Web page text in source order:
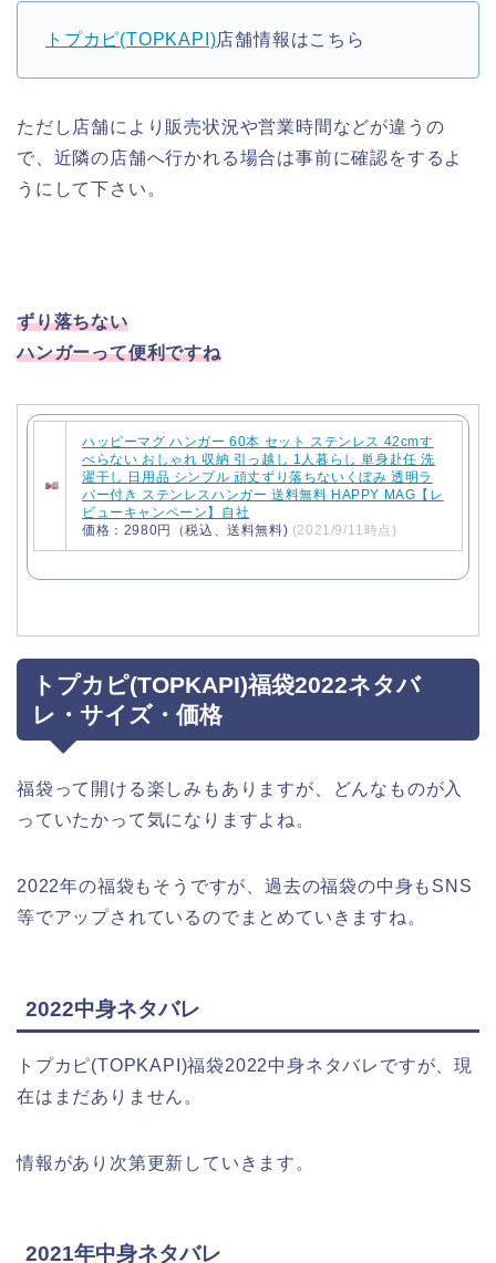
トプカピ(TOPKAPI)店舗情報はこちら
ただし店舗により販売状況や営業時間などが違うの
で、近隣の店舗へ行かれる場合は事前に確認をするよ
うにして下さい。
ずり落ちない
ハンガーって便利ですね
ハッピーマグ ハンガー 60本 セット ステンレス 42cmす
べらない おしゃれ 収納 引っ越し 1人暮らし 単身赴任 洗
濯干し 日用品 シンプル 頑丈ずり落ちないくぼみ 透明ラ
バー付き ステンレスハンガー 送料無料 HAPPY MAG【レ
ビューキャンペーン】自社
価格：2980円（税込、送料無料) (2021/9/11時点)
トプカピ(TOPKAPI)福袋2022ネタバ
レ・サイズ・価格
福袋って開ける楽しみもありますが、どんなものが入
っていたかって気になりますよね。
2022年の福袋もそうですが、過去の福袋の中身もSNS
等でアップされているのでまとめていきますね。
2022中身ネタバレ
トプカピ(TOPKAPI)福袋2022中身ネタバレですが、現
在はまだありません。
情報があり次第更新していきます。
2021年中身ネタバレ